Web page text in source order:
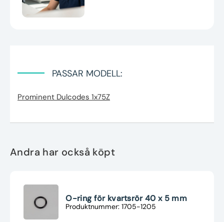
PASSAR MODELL:
Prominent Dulcodes 1x75Z
Andra har också köpt
O-ring för kvartsrör 40 x 5 mm
Produktnummer: 1705-1205